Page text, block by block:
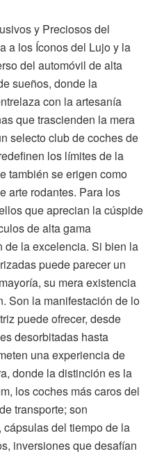
y Preciosos del
a los Íconos del Lujo y la
del automóvil de alta
sueños, donde la
con la artesanía
que trascienden la mera
selecto club de coches de
los límites de la
también se erigen como
arte rodantes. Para los
que aprecian la cúspide
de alta gama
de la excelencia. Si bien la
puede parecer un
su mera existencia
Son la manifestación de lo
puede ofrecer, desde
desorbitadas hasta
una experiencia de
donde la distinción es la
los coches más caros del
transporte; son
del tiempo de la
inversiones que desafían